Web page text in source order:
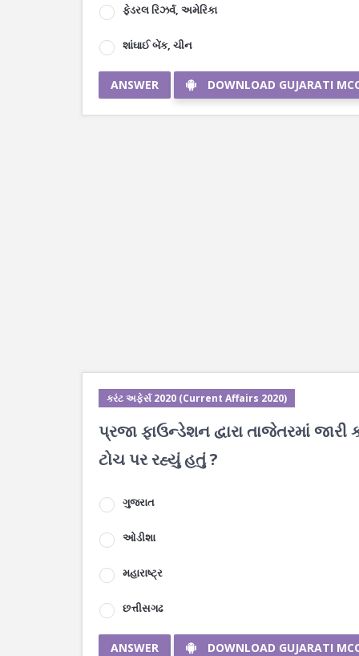
ફેડરલ રિઝર્વ, અમેરિકા
શાંઘાઈ બેંક, ચીન
ANSWER DOWNLOAD GUJARATI
કરંટ અફેર્સ 2020 (Current Affairs 2020)
પ્રજા ફાઉન્ડેશન દ્વારા તાજેતરમાં
ટોચ પર રહ્યું હતું ?
ગુજરાત
ઓડીશા
મહારાષ્ટ્ર
છત્તીસગઢ
ANSWER DOWNLOAD GUJARATI